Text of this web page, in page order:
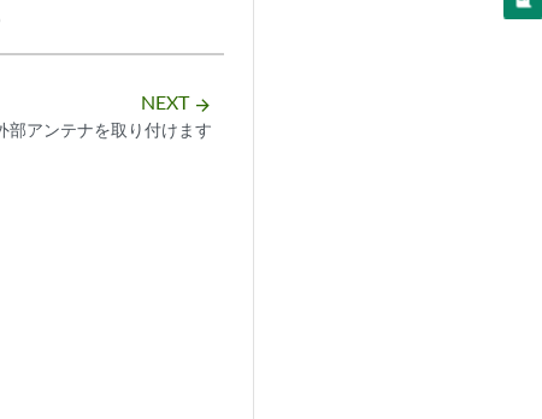
NEXT arrow_forward
部アンテナを取り付けます